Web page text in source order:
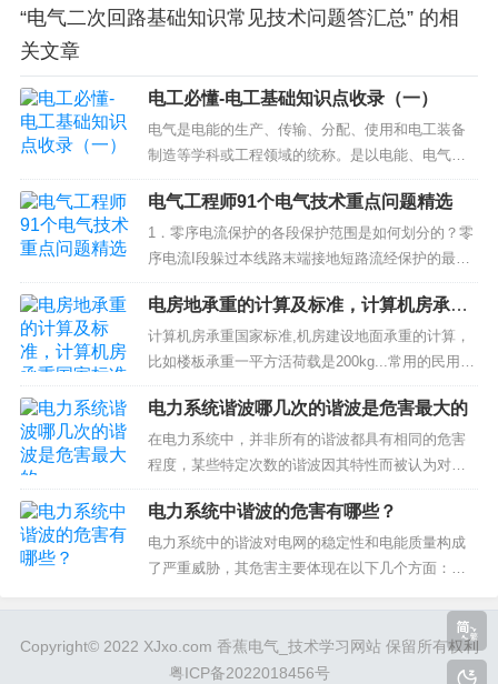
（1）防御变压器铁壳内部短路和油面降低的瓦斯保护。（2）防御变压器
线圈及引出线的相间短路，大接地电流电网侧线圈引出侧的接地短路以及线圈
匝间短路的纵联差动保护或电流速断保护。（3）防御变压器外部的相间短路
并作瓦斯保护和纵联差动保护后备的过电流保护（或者复合电压启动的过电流
保护、或负序电流保护）。（4）防御大接地电流电网中外部接地短路的零序
电流保护。（5）防御对称过负荷的过负荷保护。
13、继电器的退出和投入有何要求?
退出保护时，应先退出保护跳合闸压板，后退出保护的电源。投入保护
时，操作顺序与保护退出时相反。
14、10千伏输电线路一般装设什么保护?
(1)相间短路保护：单电源线路一般装设两段式过电流保护，即电流速断保
护，定时限过电流保护。双电源线路一般装设带方向或不带方向的电流速度保
护和过电流速断保护。（2）接地保护：一般装设无选择性绝缘监察保护、零
序过电压保护、功率方向保护。
15、负反馈对放大器的工作性能的影响是什么?
(1)降低放大倍数，（2）提高放大倍数的稳定性，（3）改进波形失真，
（4）展宽通频带，（5）改变放大器的输入与输出电阻。
16、非正弦电流产生的原因是什么？
非正弦电流的产生，可以是电源，也可以是负载。通常有下列原因：（1）
17、6～35kV电力系统中的避雷器接在相对地电压上，为什么避雷器要按额定
“电气二次回路基础知识常见技术问题答汇总” 的相
关文章
电工必懂-电工基础知识点收录（一）
电气是电能的生产、传输、分配、使用和电工装备
制造等学科或工程领域的统称。是以电能、电气设
备和电气技术为手段来创造、维持与改善限定空间
和环境的一门科学，涵盖电能的转换、利用和研究
三方面，包括基础理论、应用技术、设施设备等。1.
有功功率:在交流电能的发输用过程中，用于转换成
电磁形式的那部分能量叫做有功。...
电气工程师91个电气技术重点问题精选
1．零序电流保护的各段保护范围是如何划分的？零
序电流I段躲过本线路末端接地短路流经保护的最大
零序电流整定；不能保护线路的全长，但不应小于
被保护线路全长的15%～20%；零序II段一般保护线
路的全长，并延伸到相邻线路的I段范围内，并与之
配合。零序III段是I、II段的后备段，并与相邻线路配
合。2．电动...
电房地承重的计算及标准，计算机房承重
国家标准,机房建设地面承重的计算，比如
楼板承重一平方活荷载是200kg...
计算机房承重国家标准,机房建设地面承重的计算，
比如楼板承重一平方活荷载是200kg...常用的民用建
筑设计，每平方米楼面承受重量为150---250公斤每
平米。一般采用为200kg/平，对存放东西的重量除
以占地面积，计算出结果不能超过250公斤每平米就
是安全。依据《建筑结构荷载规范》规定，一般的
民用...
电力系统谐波哪几次的谐波是危害最大的
在电力系统中，并非所有的谐波都具有相同的危害
程度，某些特定次数的谐波因其特性而被认为对系
统的稳定性和设备性能构成了更大的威胁。以下是
几种被认为危害较大的谐波：1. 3次谐波（三倍频谐
波）集中于中性线：在三相四线制系统中，3次谐波
不会相互抵消，而是会在中性线上叠加，导致中性
电力系统中谐波的危害有哪些？
电力系统中的谐波对电网的稳定性和电能质量构成
了严重威胁，其危害主要体现在以下几个方面：设
器、电动机等产生额外的损耗。这些附加损耗不仅
增加了能量消耗，还会导致设备温度升高，加速绝
缘材料的老化过程，从而缩短设备的使用寿命，甚
Copyright© 2022 XJxo.com 香蕉电气_技术学习网站 保留所有权利
粤ICP备2022018456号